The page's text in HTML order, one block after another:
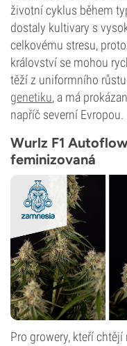
životní cyklus během
dostaly kultivary s
celkovému stresu,
království se mohou
těží z uniformního
genetiku, a má
napříč severní Evropou.
Wurlz F1
feminizovaná
Pro growery, kteří